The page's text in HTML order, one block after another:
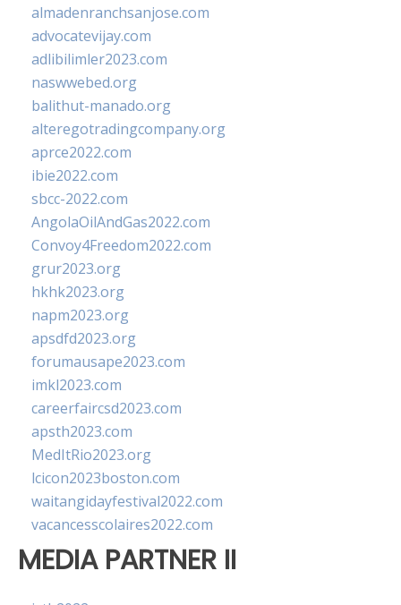
almadenranchsanjose.com
advocatevijay.com
adlibilimler2023.com
naswwebed.org
balithut-manado.org
alteregotradingcompany.org
aprce2022.com
ibie2022.com
sbcc-2022.com
AngolaOilAndGas2022.com
Convoy4Freedom2022.com
grur2023.org
hkhk2023.org
napm2023.org
apsdfd2023.org
forumausape2023.com
imkl2023.com
careerfaircsd2023.com
apsth2023.com
MedItRio2023.org
lcicon2023boston.com
waitangidayfestival2022.com
vacancesscolaires2022.com
MEDIA PARTNER II